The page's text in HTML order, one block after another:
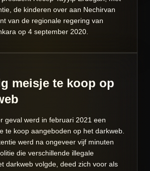
de kinderen over aan Nechirvan
van de regionale regering van
op 4 september 2020.
meisje te koop op
geval werd in februari 2021 een
te koop aangeboden op het darkweb.
werd na ongeveer vijf minuten
die verschillende illegale
darkweb volgde, deed zich voor als